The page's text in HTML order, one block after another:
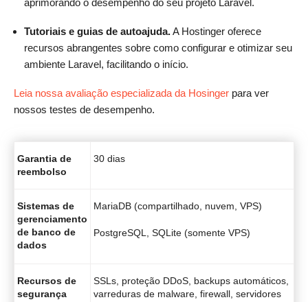
Tutoriais e guias de autoajuda.A Hostinger oferece
recursos abrangentes sobre como configurar e otimizar seu
ambiente Laravel, facilitando o início.
Leia nossa avaliação especializada da Hosinger para ver
nossos testes de desempenho.
Garantia de
reembolso
30 dias
Sistemas de
gerenciamento
de banco de
dados
MariaDB (compartilhado, nuvem, VPS)
PostgreSQL, SQLite (somente VPS)
Recursos de
segurança
SSLs, proteção DDoS, backups automáticos,
varreduras de malware, firewall, servidores